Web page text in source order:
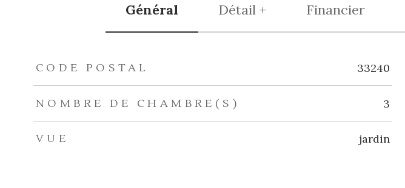
Général Détail + Financier
TRAD_ZEPHYR_Caracteristique
CODE POSTAL 33240
NOMBRE DE CHAMBRE(S) 3
VUE jardin